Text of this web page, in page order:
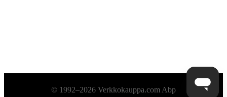
Alatunniste© 1992–2026 Verkkokauppa.com Abp